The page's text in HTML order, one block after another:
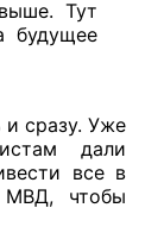
Тут
будущее
и сразу. Уже
дали
все в
чтобы